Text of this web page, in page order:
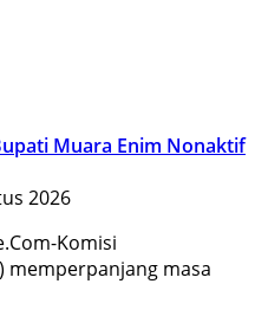
Muara Enim Nonaktif
2026
Komisi
memperpanjang masa